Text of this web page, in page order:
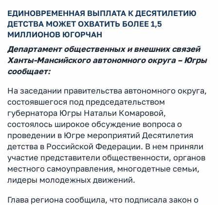
ЕДИНОВРЕМЕННАЯ ВЫПЛАТА К ДЕСЯТИЛЕТИЮ
ДЕТСТВА МОЖЕТ ОХВАТИТЬ БОЛЕЕ 1,5
МИЛЛИОНОВ ЮГОРЧАН
Департамент общественных и внешних связей
Ханты-Мансийского автономного округа – Югры
сообщает:
На заседании правительства автономного округа,
состоявшегося под председательством
губернатора Югры Натальи Комаровой,
состоялось широкое обсуждение вопроса о
проведении в Югре мероприятий Десятилетия
детства в Российской Федерации. В нем приняли
участие представители общественности, органов
местного самоуправления, многодетные семьи,
лидеры молодежных движений.
Глава региона сообщила, что подписала закон о